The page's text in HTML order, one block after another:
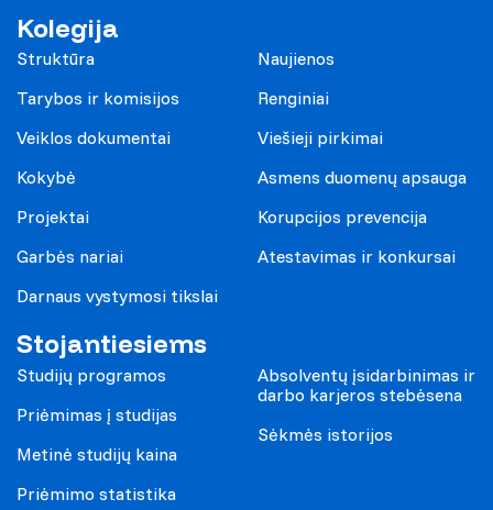
Kolegija
Struktūra
Tarybos ir komisijos
Veiklos dokumentai
Kokybė
Projektai
Garbės nariai
Darnaus vystymosi tikslai
Naujienos
Renginiai
Viešieji pirkimai
Asmens duomenų apsauga
Korupcijos prevencija
Atestavimas ir konkursai
Stojantiesiems
Studijų programos
Priėmimas į studijas
Metinė studijų kaina
Priėmimo statistika
Absolventų įsidarbinimas ir
darbo karjeros stebėsena
Sėkmės istorijos